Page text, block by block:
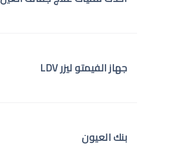
جهاز الفيمتو ليزر LDV
بنك العيون